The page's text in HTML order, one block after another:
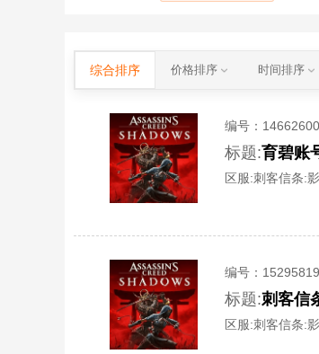
综合排序 价格排序 时间排序
编号： 14662600
标题:育碧账
区服:刺客信条:
编号： 15295819
标题:刺客信
区服:刺客信条: